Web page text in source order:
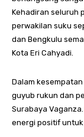
Kehadiran seluruh
perwakilan suku
dan Bengkulu
Kota Eri Cahyadi.
Dalam
guyub rukun dan
Surabaya
energi positif untuk